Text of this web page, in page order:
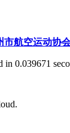
市航空运动协
in 0.039671